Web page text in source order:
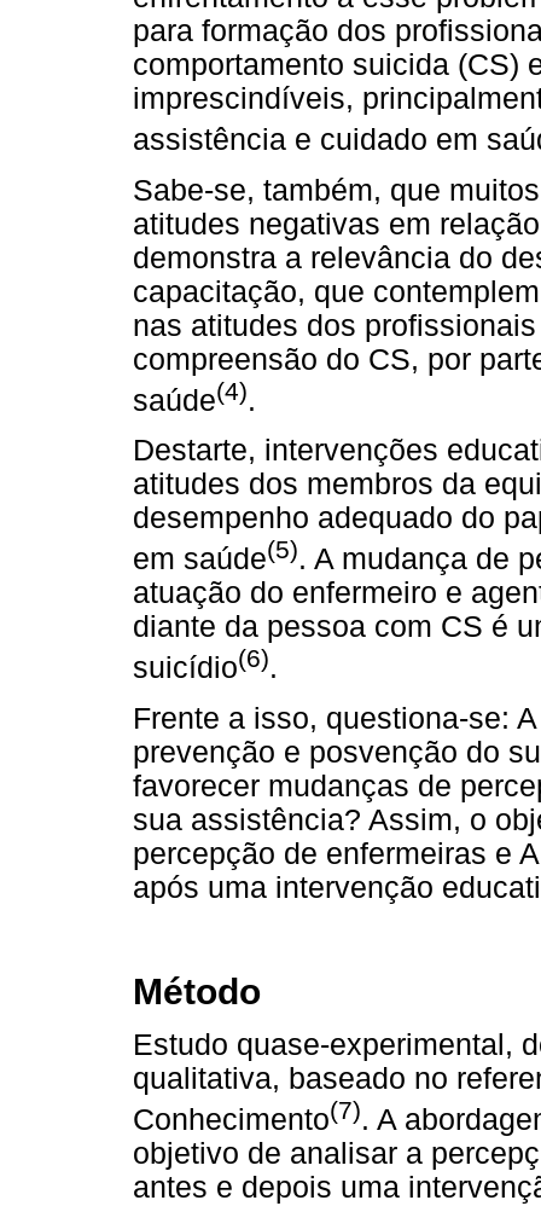
para formação dos
comportamento suicida (CS)
imprescindíveis,
assistência e cuidado em
Sabe-se, também, que
atitudes negativas em
demonstra a relevância do
capacitação, que
nas atitudes dos
compreensão do CS, por
saúde(4).
Destarte, intervenções
atitudes dos membros da
desempenho adequado do
em saúde(5). A mudança de
atuação do enfermeiro e
diante da pessoa com CS é
suicídio(6).
Frente a isso, questiona-se:
prevenção e posvenção do
favorecer mudanças de
sua assistência? Assim, o
percepção de enfermeiras e
após uma intervenção
Método
Estudo quase-experimental,
qualitativa, baseado no
Conhecimento(7). A
objetivo de analisar a
antes e depois uma